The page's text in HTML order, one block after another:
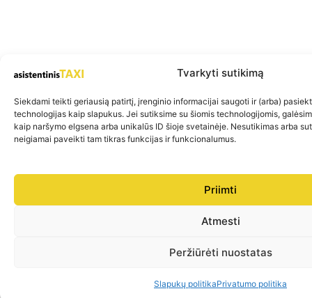
Tvarkyti sutikimą
Siekdami teikti geriausią patirtį, įrenginio informacijai saugoti ir (arba)
technologijas kaip slapukus. Jei sutiksime su šiomis technologijomis,
kaip naršymo elgsena arba unikalūs ID šioje svetainėje. Nesutikimas arba
neigiamai paveikti tam tikras funkcijas ir funkcionalumus.
Priimti
Atmesti
Peržiūrėti nuostatas
Slapukų politikaPrivatumo politika